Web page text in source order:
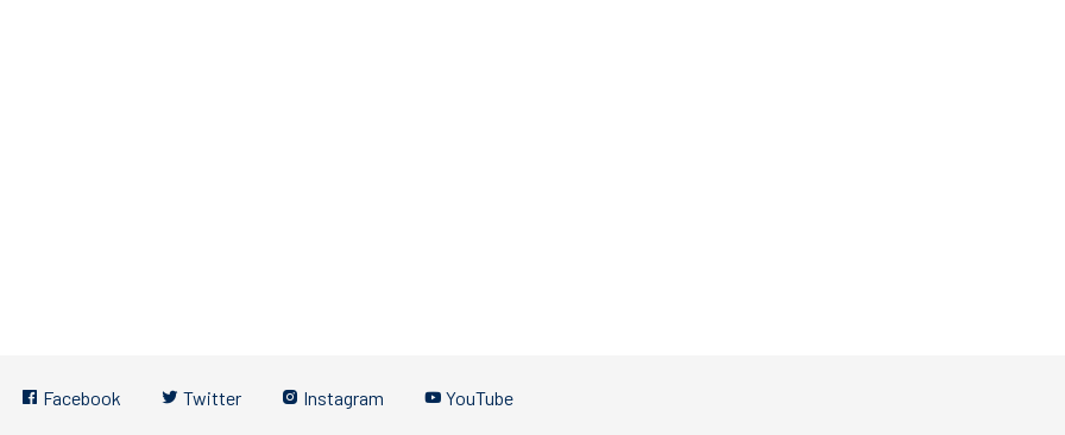
Facebook Twitter Instagram YouTube